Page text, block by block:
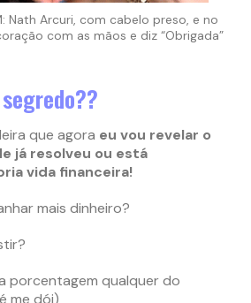
Nath Arcuri, com cabelo preso, e no
com as mãos e diz “Obrigada”
que agora eu vou revelar o
já resolveu ou está
vida financeira!
mais dinheiro?
porcentagem qualquer do
me dói)